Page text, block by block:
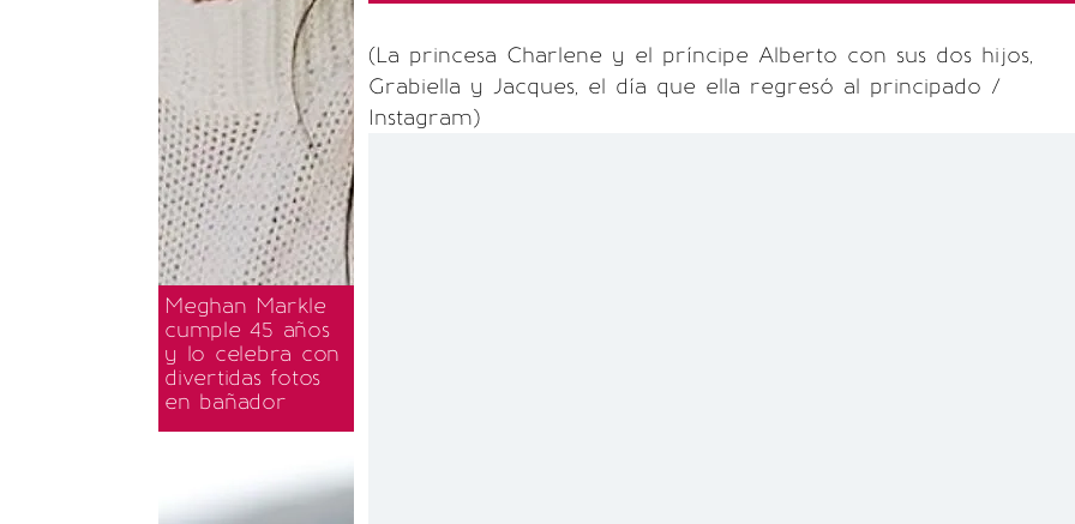
Meghan Markle
cumple 45 años
y lo celebra con
divertidas fotos
en bañador
(La princesa Charlene y el príncipe Alberto con sus dos hijos,
Grabiella y Jacques, el día que ella regresó al principado /
Instagram)